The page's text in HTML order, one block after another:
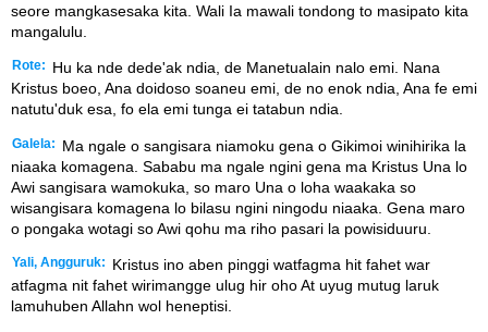
seore mangkasesaka kita. Wali Ia mawali tondong to masipato kita
mangalulu.
Rote:
Hu ka nde dede'ak ndia, de Manetualain nalo emi. Nana
Kristus boeo, Ana doidoso soaneu emi, de no enok ndia, Ana fe emi
natutu'duk esa, fo ela emi tunga ei tatabun ndia.
Galela:
Ma ngale o sangisara niamoku gena o Gikimoi winihirika la
niaaka komagena. Sababu ma ngale ngini gena ma Kristus Una lo
Awi sangisara wamokuka, so maro Una o loha waakaka so
wisangisara komagena lo bilasu ngini ningodu niaaka. Gena maro
o pongaka wotagi so Awi qohu ma riho pasari la powisiduuru.
Yali, Angguruk:
Kristus ino aben pinggi watfagma hit fahet war
atfagma nit fahet wirimangge ulug hir oho At uyug mutug laruk
lamuhuben Allahn wol heneptisi.